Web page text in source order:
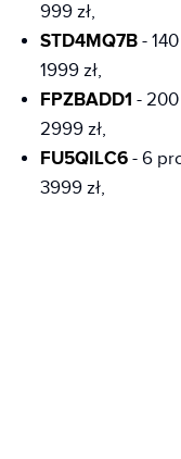
999 zł,
STD4MQ7B -
1999 zł,
FPZBADD1 -
2999 zł,
FU5QILC6 - 6
3999 zł,